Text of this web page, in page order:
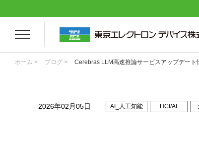
ホーム > ブログ > Cerebras LLM高速推論サービスアップデート
2026年02月05日 AI_人工知能 HCI/AI